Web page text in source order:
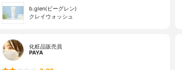
b.glen(ビーグレン)
クレイウォッシュ
化粧品販売員
PAYA